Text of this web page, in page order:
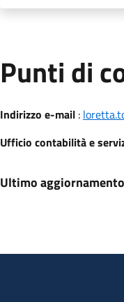
Punti di
Indirizzo e-mail:
Ufficio contabilità e
Ultimo aggiornamento